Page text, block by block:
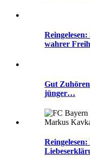
wahrer
Gut
jünger…